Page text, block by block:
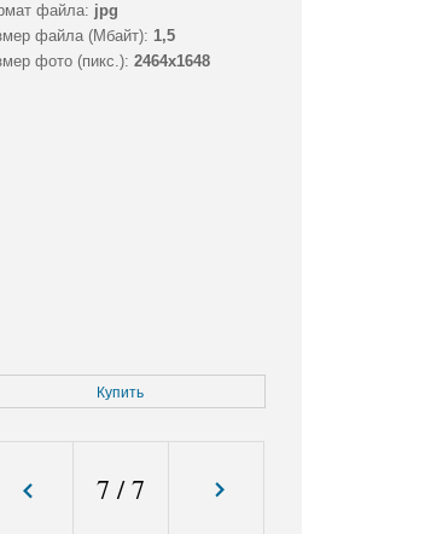
файла: jpg
файла (Мбайт): 1,5
фото (пикс.): 2464x1648
Купить
7 /7